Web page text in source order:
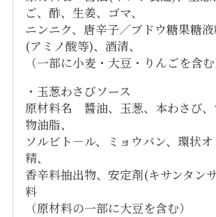
ご、酢、生姜、ゴマ、
ニンニク、唐辛子／ブドウ糖果糖
(アミノ酸等)、酒清、
（一部に小麦・大豆・りんごを含む
・玉葱わさびソース
原材料名 醬油、玉葱、本わさび
物油脂、
ソルビト－ル、ミョウバン、環状
精、
香辛料抽出物、安定剤(キサンタン
料
（原材料の一部に大豆を含む）